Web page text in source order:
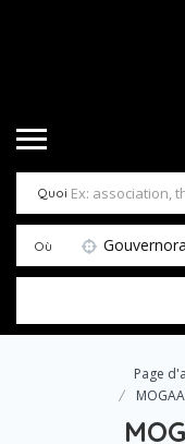
Quoi
Où
Page